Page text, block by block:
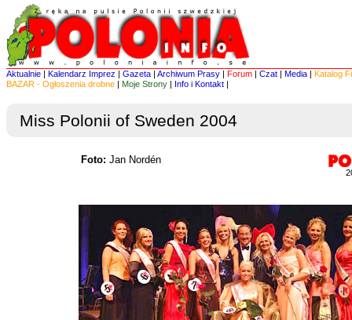
Aktualnie | Kalendarz Imprez | Gazeta | Archiwum Prasy | Forum | Czat | Media | Katalog
BAZAR - Ogłoszenia drobne | Moje Strony | Info i Kontakt |
Miss Polonii of Sweden 2004
Foto: Jan Nordén